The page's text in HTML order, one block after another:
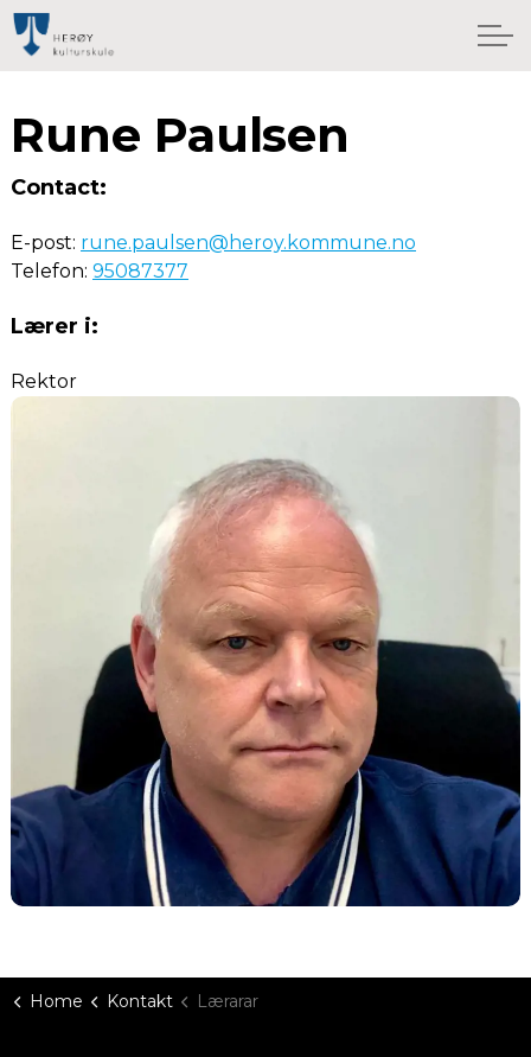
Rune Paulsen
Contact:
E-post: rune.paulsen@heroy.kommune.no
Telefon: 95087377
Lærer i:
Rektor
Home Kontakt Lærarar